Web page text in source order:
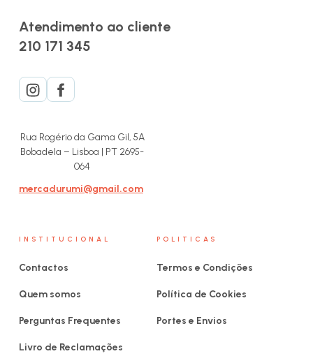
Atendimento ao cliente
210 171 345
Rua Rogério da Gama Gil, 5A
Bobadela – Lisboa | PT 2695-
064
mercadurumi@gmail.com
INSTITUCIONAL
Contactos
Quem somos
Perguntas Frequentes
Livro de Reclamações
POLITICAS
Termos e Condições
Política de Cookies
Portes e Envios